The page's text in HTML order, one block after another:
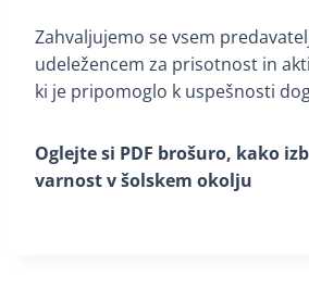
Zahvaljujemo se vsem
udeležencem za prisotnost in
ki je pripomoglo k uspešnosti
Oglejte si PDF brošuro, kako
varnost v šolskem okolju